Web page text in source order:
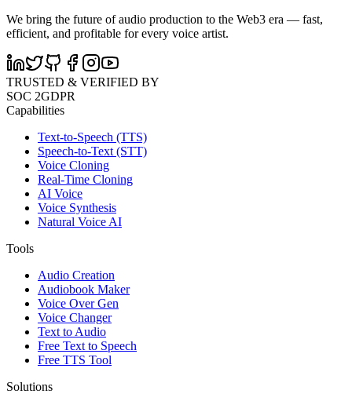
We bring the future of audio production to the Web3 era — fast,
efficient, and profitable for every voice artist.
TRUSTED & VERIFIED BY
SOC 2GDPR
Capabilities
Text-to-Speech (TTS)
Speech-to-Text (STT)
Voice Cloning
Real-Time Cloning
AI Voice
Voice Synthesis
Natural Voice AI
Tools
Audio Creation
Audiobook Maker
Voice Over Gen
Voice Changer
Text to Audio
Free Text to Speech
Free TTS Tool
Solutions